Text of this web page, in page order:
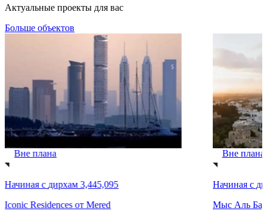
Актуальные проекты для вас
Больше объектов
Вне плана
Начиная с дирхам 3,445,095
Iconic Residences от Mered
Вне плана
Начиная с
Мыс Аль